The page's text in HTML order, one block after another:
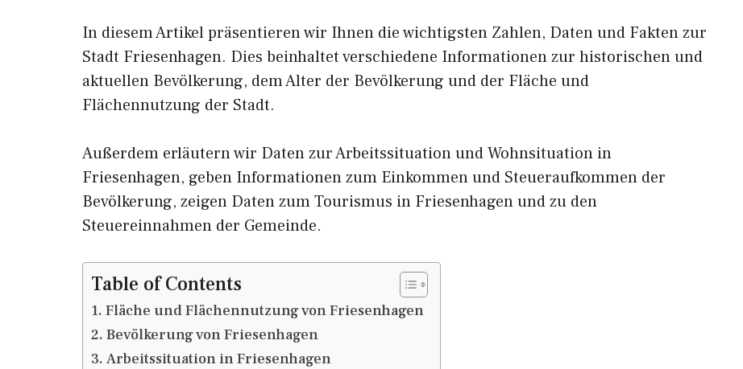
In diesem Artikel präsentieren wir Ihnen die wichtigsten Zahlen, Daten und Fakten zur
Stadt Friesenhagen. Dies beinhaltet verschiedene Informationen zur historischen und
aktuellen Bevölkerung, dem Alter der Bevölkerung und der Fläche und
Flächennutzung der Stadt.
Außerdem erläutern wir Daten zur Arbeitssituation und Wohnsituation in
Friesenhagen, geben Informationen zum Einkommen und Steueraufkommen der
Bevölkerung, zeigen Daten zum Tourismus in Friesenhagen und zu den
Steuereinnahmen der Gemeinde.
Table of Contents
Fläche und Flächennutzung von Friesenhagen
Bevölkerung von Friesenhagen
Arbeitssituation in Friesenhagen